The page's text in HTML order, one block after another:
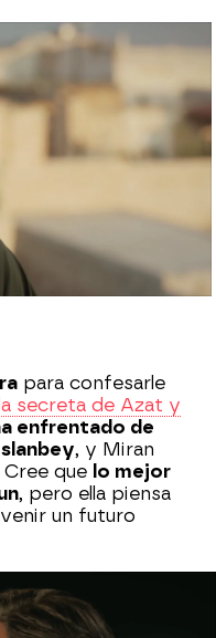
2021, 06:05
para confesarle
secreta de Azat y
enfrentado de
, y Miran
que lo mejor
, pero ella piensa
un futuro
que quiere que
de Reyyan, lo